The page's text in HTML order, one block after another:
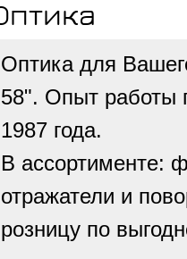
Оптика для
58". Опыт работы
1987 года.
В ассортименте:
отражатели и
розницу по